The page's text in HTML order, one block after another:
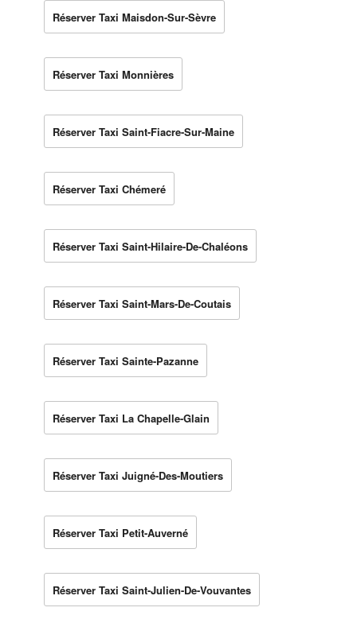
Réserver Taxi Maisdon-Sur-Sèvre
Réserver Taxi Monnières
Réserver Taxi Saint-Fiacre-Sur-Maine
Réserver Taxi Chémeré
Réserver Taxi Saint-Hilaire-De-Chaléons
Réserver Taxi Saint-Mars-De-Coutais
Réserver Taxi Sainte-Pazanne
Réserver Taxi La Chapelle-Glain
Réserver Taxi Juigné-Des-Moutiers
Réserver Taxi Petit-Auverné
Réserver Taxi Saint-Julien-De-Vouvantes